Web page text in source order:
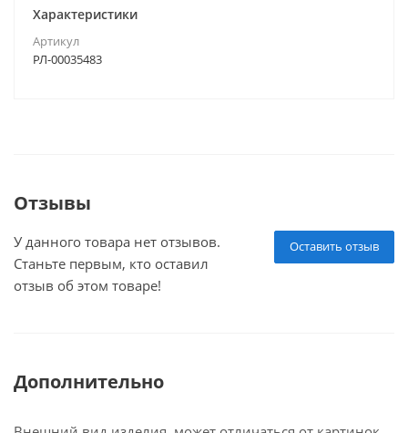
Характеристики
Артикул
РЛ-00035483
Отзывы
Оставить отзыв
У данного товара нет отзывов.
Станьте первым, кто оставил
отзыв об этом товаре!
Дополнительно